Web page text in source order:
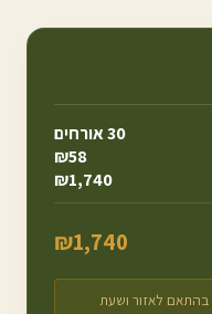
30אורחים
₪58
₪1,740
₪1,740
בהתאם לאזור ושעת